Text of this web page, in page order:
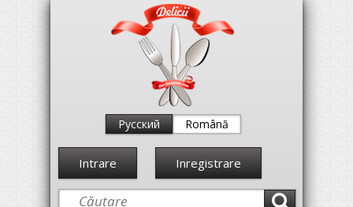
Русский Română
Intrare Inregistrare